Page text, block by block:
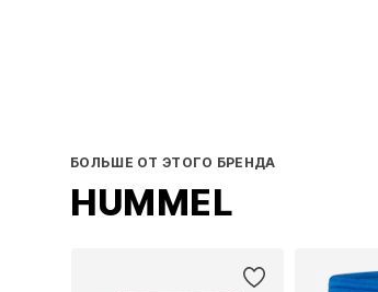
БОЛЬШЕ ОТ ЭТОГО БРЕНДА
HUMMEL